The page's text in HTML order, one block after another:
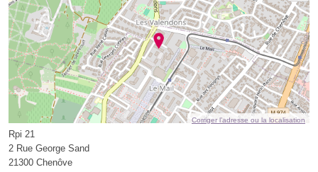
Corriger l’adresse ou la localisation
Rpi 21
2 Rue George Sand
21300 Chenôve